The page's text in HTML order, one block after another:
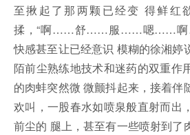
至揪起了那两颗已经变 得鲜红
揉，“啊……舒……服……嗯……啊
快感甚至让已经意识 模糊的徐湘婷
陌前尘熟练地技术和迷药的双重作
的肉蚌突然微 微颤抖起来，接着伴
欢叫，一股春水如喷泉般直射而出
前尘的 腿上，甚至有一些喷射到了